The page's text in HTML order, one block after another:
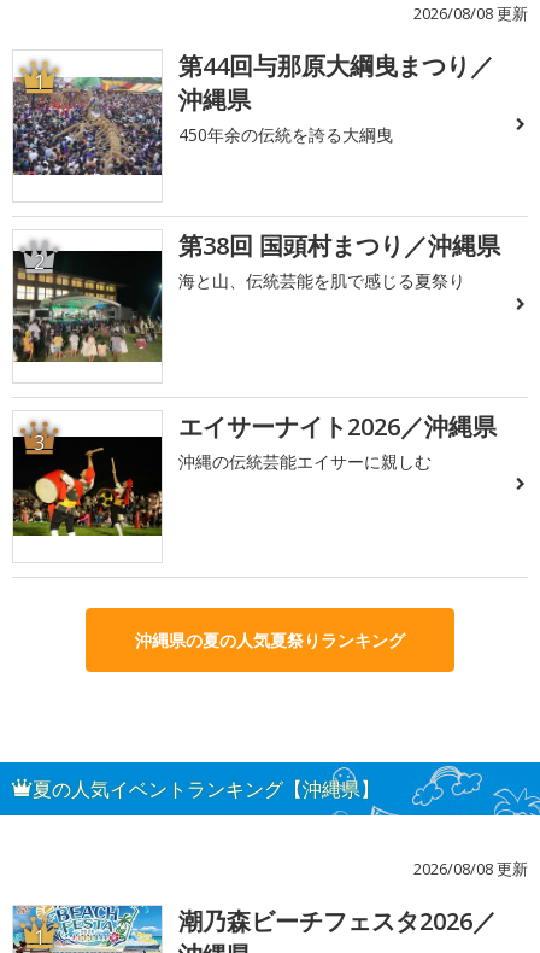
2026/08/08 更新
1
第44回与那原大綱曳まつり／
沖縄県
450年余の伝統を誇る大綱曳
2 第38回 国頭村まつり／沖縄県
海と山、伝統芸能を肌で感じる夏祭り
3 エイサーナイト2026／沖縄県
沖縄の伝統芸能エイサーに親しむ
沖縄県の夏の人気夏祭りランキング
夏の人気イベントランキング【沖縄県】
2026/08/08 更新
1
潮乃森ビーチフェスタ2026／